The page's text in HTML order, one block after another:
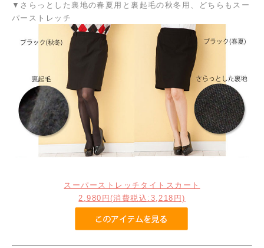
▼さらっとした裏地の春夏用と裏起毛の秋冬用、どちらもスー
パーストレッチ
スーパーストレッチタイトスカート
2,980円 (消費税込:3,218円)